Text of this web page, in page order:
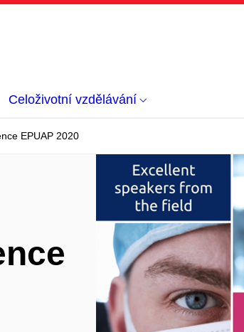
Celoživotní vzdělávání
EPUAP 2020